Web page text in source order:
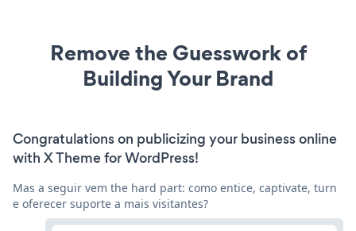
Remove the Guesswork of
Building Your Brand
Congratulations on publicizing your business online
with X Theme for WordPress!
Mas a seguir vem the hard part: como entice, captivate, turn
e oferecer suporte a mais visitantes?